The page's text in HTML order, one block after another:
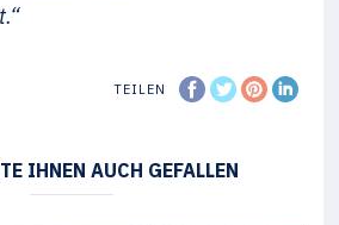
TEILEN
IHNEN AUCH GEFALLEN